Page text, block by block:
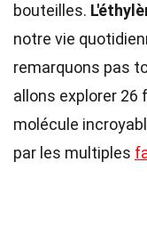
bouteilles.
notre vie
remarquons pas
allons explorer
molécule
par les multiples